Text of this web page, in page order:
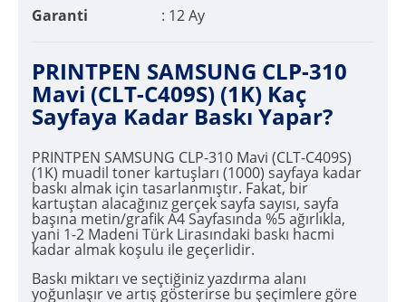
Garanti
: 12 Ay
PRINTPEN SAMSUNG CLP-310
Mavi (CLT-C409S) (1K) Kaç
Sayfaya Kadar Baskı Yapar?
PRINTPEN SAMSUNG CLP-310 Mavi (CLT-C409S)
(1K) muadil toner kartuşları (1000) sayfaya kadar
baskı almak için tasarlanmıştır. Fakat, bir
kartuştan alacağınız gerçek sayfa sayısı, sayfa
başına metin/grafik A4 Sayfasında %5 ağırlıkla,
yani 1-2 Madeni Türk Lirasındaki baskı hacmi
kadar almak koşulu ile geçerlidir.
Baskı miktarı ve seçtiğiniz yazdırma alanı
yoğunlaşır ve artış gösterirse bu şeçimlere göre